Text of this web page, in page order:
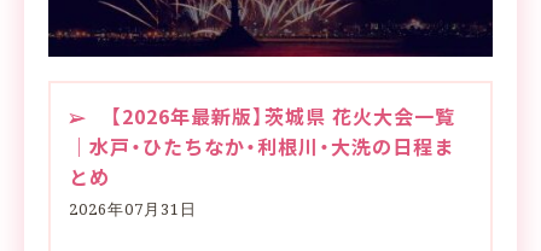
【2026年最新版】茨城県 花火大会一覧
｜水戸・ひたちなか・利根川・大洗の日程ま
とめ
2026年07月31日